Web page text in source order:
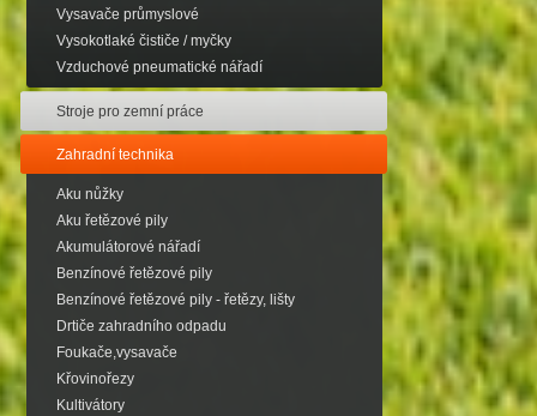
Vysavače průmyslové
Vysokotlaké čističe / myčky
Vzduchové pneumatické nářadí
Stroje pro zemní práce
Zahradní technika
Aku nůžky
Aku řetězové pily
Akumulátorové nářadí
Benzínové řetězové pily
Benzínové řetězové pily - řetězy, lišty
Drtiče zahradního odpadu
Foukače,vysavače
Křovinořezy
Kultivátory